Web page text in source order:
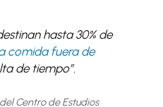
hasta 30% de
comida fuera de
de tiempo”.
Centro de Estudios